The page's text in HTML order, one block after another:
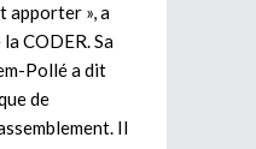
apporter », a
CODER. Sa
Pollé a dit
de
Il